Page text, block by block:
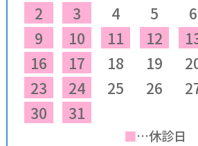
2
3 4 5 6
9
10 11 12
16
17 18 19
23
24 25 26
30
31
■…休診日